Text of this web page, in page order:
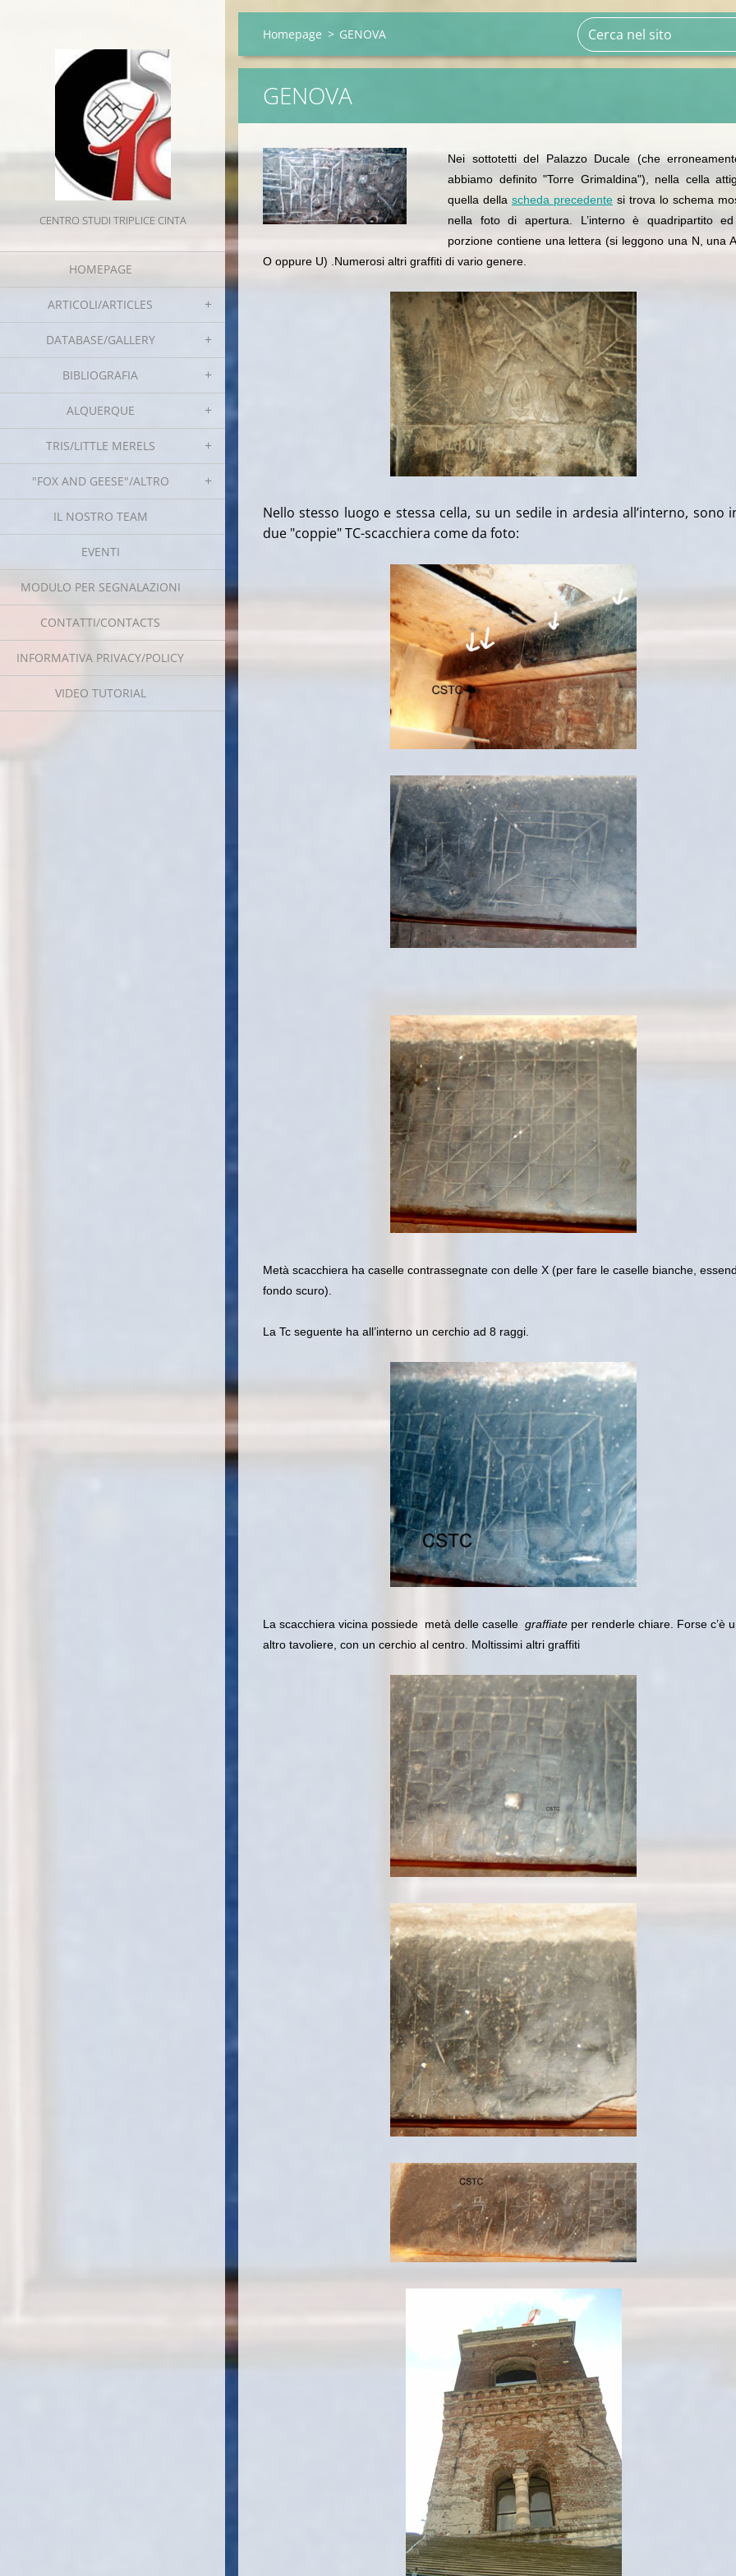
CENTRO STUDI TRIPLICE CINTA
HOMEPAGE
ARTICOLI/ARTICLES
DATABASE/GALLERY
BIBLIOGRAFIA
ALQUERQUE
TRIS/LITTLE MERELS
"FOX AND GEESE"/ALTRO
IL NOSTRO TEAM
EVENTI
MODULO PER SEGNALAZIONI
CONTATTI/CONTACTS
INFORMATIVA PRIVACY/POLICY
VIDEO TUTORIAL
Homepage > GENOVA
GENOVA
Nei sottotetti del Palazzo Ducale (che
abbiamo definito "Torre Grimaldina"), nella cella
quella della scheda precedente si trova lo schema
nella foto di apertura. L’interno è quadripartito
porzione contiene una lettera (si leggono una N, una
O oppure U) . Numerosi altri graffiti di vario genere.
Nello stesso luogo e stessa cella, su un sedile in ardesia all’interno, sono
due "coppie" TC-scacchiera come da foto:
Metà scacchiera ha caselle contrassegnate con delle X (per fare le caselle bianche,
fondo scuro).
La Tc seguente ha all’interno un cerchio ad 8 raggi.
La scacchiera vicina possiede metà delle caselle graffiate per renderle chiare. Forse c’è
altro tavoliere, con un cerchio al centro. Moltissimi altri graffiti